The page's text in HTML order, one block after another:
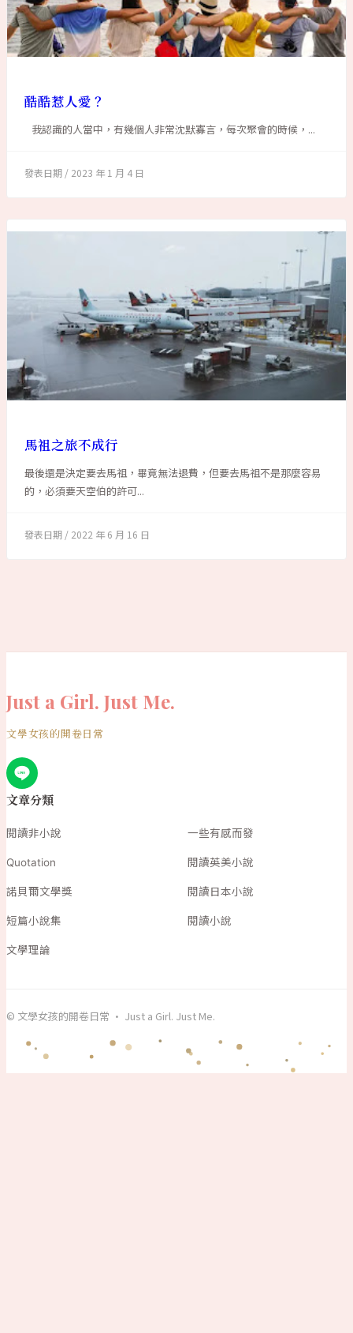
酷酷惹人愛？
我認識的人當中，有幾個人非常沈默寡言，每次聚會的時候，...
2023 年 1 月 4 日
馬祖之旅不成行
最後還是決定要去馬祖，畢竟無法退費，但要去馬祖不是那麼容易
的，必須要天空伯的許可...
2022 年 6 月 16 日
Just a Girl. Just Me.
文學女孩的開卷日常
文章分類
閱讀非小說 一些有感而發
Quotation 閱讀英美小說
諾貝爾文學獎 閱讀日本小說
短篇小說集 閱讀小說
文學理論
© 文學女孩的開卷日常 · Just a Girl. Just Me.